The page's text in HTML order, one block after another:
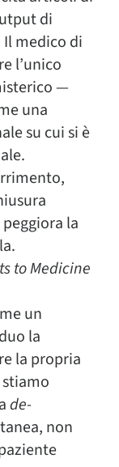
di
medico di
l’unico
—
una
su cui si è
la
to Medicine
un
la
la propria
de-
non